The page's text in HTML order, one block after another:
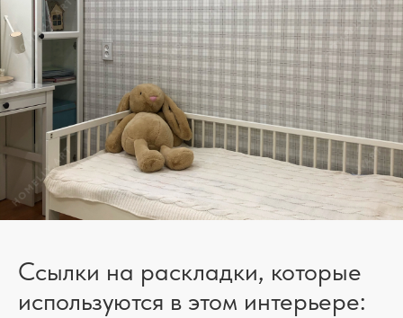
Ссылки на раскладки, которые
используются в этом интерьере: